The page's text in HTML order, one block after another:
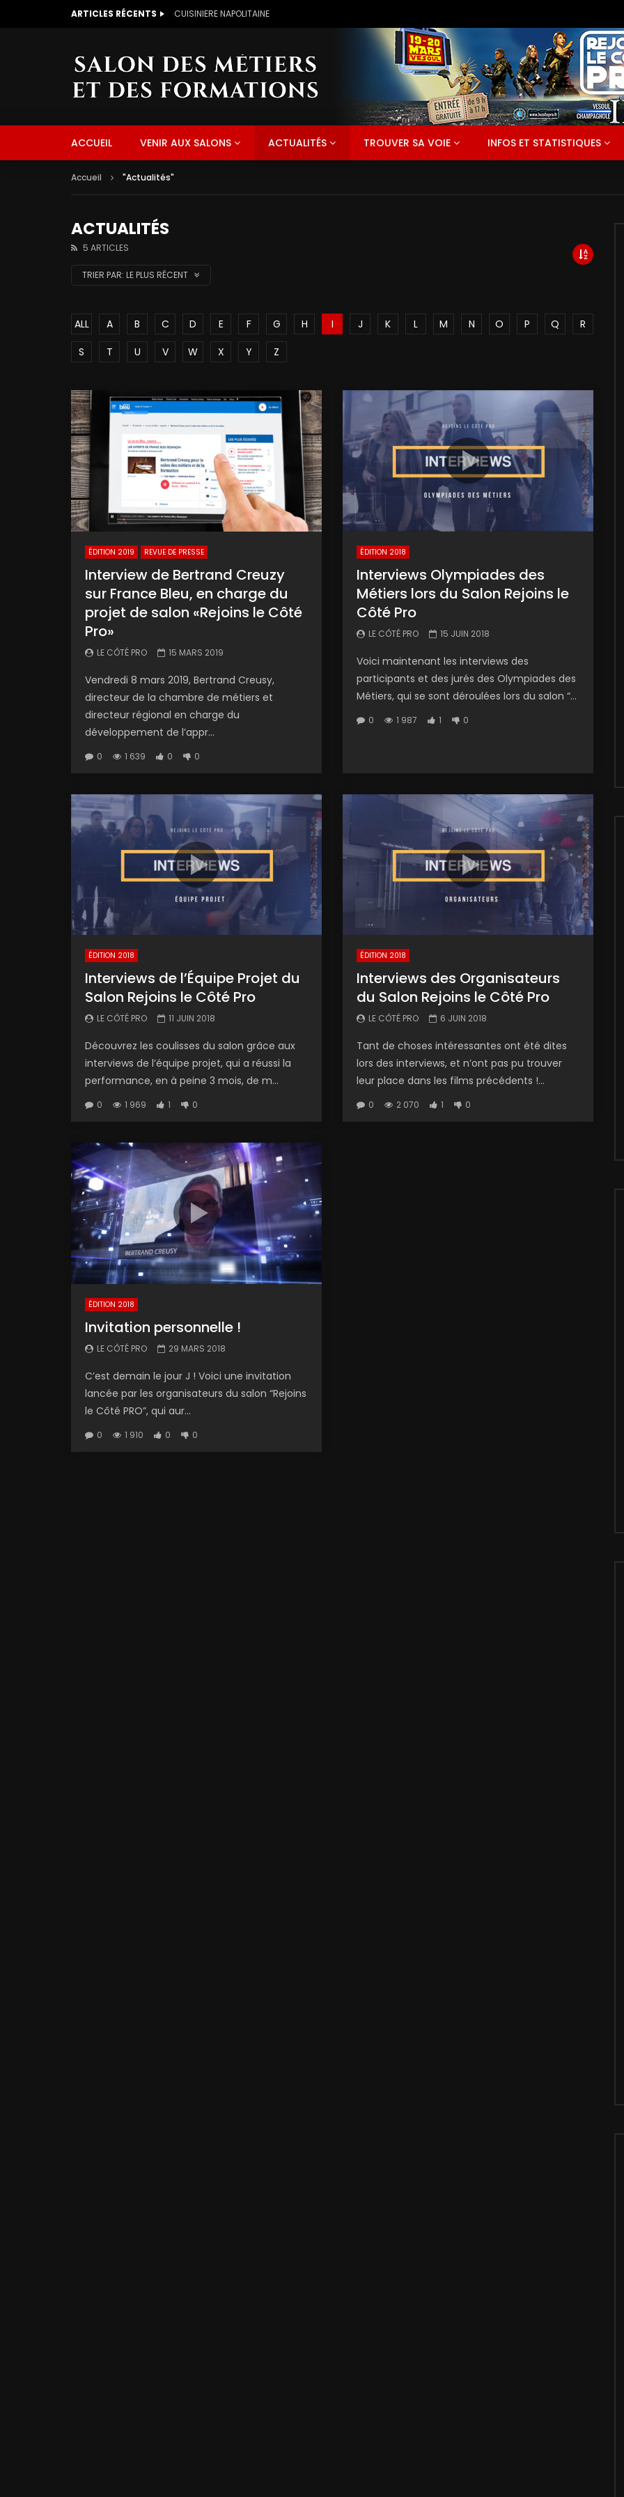
ARTICLES RÉCENTS CUISINIERE NAPOLITAINE
ACCUEIL VENIR AUX SALONS ACTUALITÉS TROUVER SA VOIE INFOS ET STATISTIQUES
Accueil "Actualités"
ACTUALITÉS
5 ARTICLES
TRIER PAR: LE PLUS RÉCENT
ALL A B C D E F G H I J K L M N O P Q
R
S
T U V W X Y Z
ÉDITION 2019 REVUE DE PRESSE
Interview de Bertrand Creuzy
sur France Bleu, en charge du
projet de salon «Rejoins le Côté
Pro»
LE CÔTÉ PRO 15 MARS 2019
Vendredi 8 mars 2019, Bertrand Creusy,
directeur de la chambre de métiers et
directeur régional en charge du
développement de l’appr...
0 1 639 0 0
ÉDITION 2018
Interviews Olympiades des
Métiers lors du Salon Rejoins le
Côté Pro
LE CÔTÉ PRO 15 JUIN 2018
Voici maintenant les interviews des
participants et des jurés des Olympiades des
Métiers, qui se sont déroulées lors du salon “...
0 1 987 1 0
ÉDITION 2018
Interviews de l’Équipe Projet du
Salon Rejoins le Côté Pro
LE CÔTÉ PRO 11 JUIN 2018
Découvrez les coulisses du salon grâce aux
interviews de l’équipe projet, qui a réussi la
performance, en à peine 3 mois, de m...
0 1 969 1 0
ÉDITION 2018
Interviews des Organisateurs
du Salon Rejoins le Côté Pro
LE CÔTÉ PRO 6 JUIN 2018
Tant de choses intéressantes ont été dites
lors des interviews, et n’ont pas pu trouver
leur place dans les films précédents !...
0 2 070 1 0
ÉDITION 2018
Invitation personnelle !
LE CÔTÉ PRO 29 MARS 2018
C’est demain le jour J ! Voici une invitation
lancée par les organisateurs du salon “Rejoins
le Côté PRO”, qui aur...
0 1 910 0 0